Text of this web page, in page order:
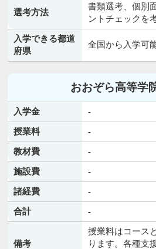
選考方法
書類選考、個別
ントチェックを
入学できる都道
府県
全国から入学可能
おおぞら高等学
入学金
-
授業料
-
教材費
-
施設費
-
諸経費
-
合計
-
備考
授業料はコース
ります。各種支